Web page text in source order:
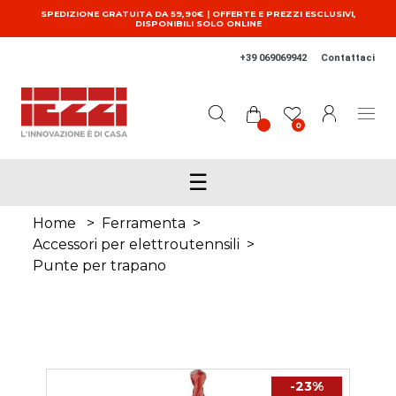
Salta al contenuto principale
SPEDIZIONE GRATUITA DA 59,90€ | OFFERTE E PREZZI ESCLUSIVI,
DISPONIBILI SOLO ONLINE
+39 069069942 Contattaci
0
☰
Home > Ferramenta >
Accessori per elettroutennsili >
Punte per trapano
-23%